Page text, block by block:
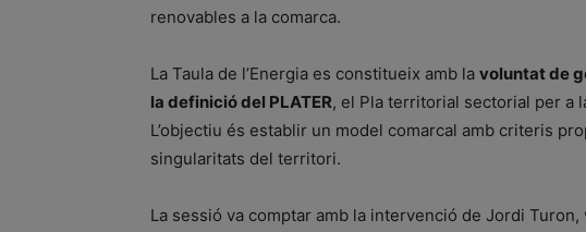
renovables a la comarca.
La Taula de l’Energia es constitueix amb la voluntat de
la definició del PLATER, el Pla territorial sectorial per a
L’objectiu és establir un model comarcal amb criteris
singularitats del territori.
La sessió va comptar amb la intervenció de Jordi